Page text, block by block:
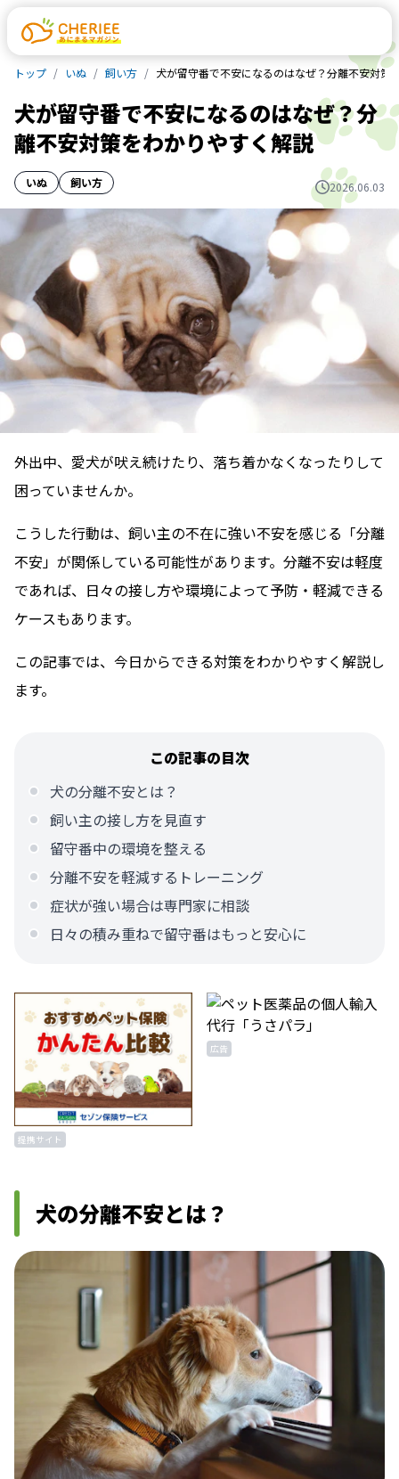
トップ いぬ 飼い方 犬が留守番で不安になるのはなぜ？分離不安対策
犬が留守番で不安になるのはなぜ？分
離不安対策をわかりやすく解説
いぬ 飼い方 2026.06.03
外出中、愛犬が吠え続けたり、落ち着かなくなったりして
困っていませんか。
こうした行動は、飼い主の不在に強い不安を感じる「分離
不安」が関係している可能性があります。分離不安は軽度
であれば、日々の接し方や環境によって予防・軽減できる
ケースもあります。
この記事では、今日からできる対策をわかりやすく解説し
ます。
この記事の目次
犬の分離不安とは？
飼い主の接し方を見直す
留守番中の環境を整える
分離不安を軽減するトレーニング
症状が強い場合は専門家に相談
日々の積み重ねで留守番はもっと安心に
提携サイト
広告
犬の分離不安とは？